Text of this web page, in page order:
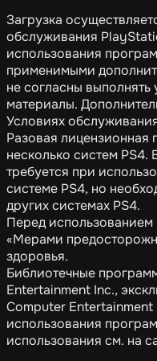
Загрузка
обслуживания
использования
применимыми
не согласны
материалы.
Условиях
Разовая лицензионная
несколько систем
требуется при
системе PS4, но
других системах PS4.
Перед использованием
«Мерами
здоровья.
Библиотечные
Entertainment Inc.,
Computer
использования
использования см. на